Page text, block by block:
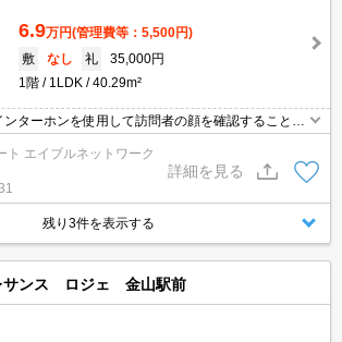
6.9万円(管理費等：5,500円)
敷
なし 礼
35,000円
1階
1LDK 40.29m²
ターホンを使用して訪問者の顔を確認することが
受け取りに時間指定をしていればその時間に拘束
が、宅配ボックスがあるので時間を気にする必要
。忙しい朝でも鏡を見ながらサッと身支度を整える
化粧台があります。駐輪場が利用可能な物件で
ト エイブルネットワーク
詳細を見る
残り3件を表示する
サンス ロジェ 金山駅前